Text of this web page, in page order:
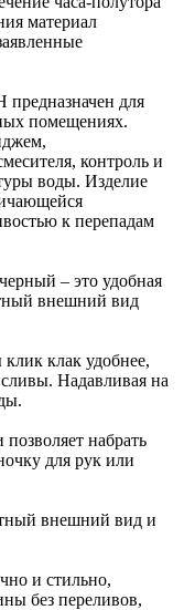
материал
предназначен для
помещениях.
контроль и
воды. Изделие
к перепадам
– это удобная
внешний вид
клак удобнее,
Надавливая на
набрать
для рук или
внешний вид и
и стильно,
без переливов,